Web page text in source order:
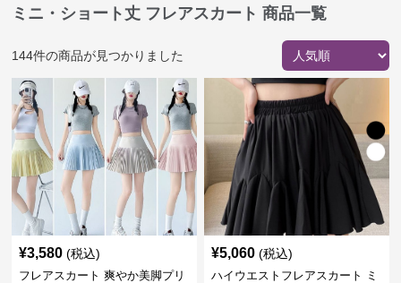
ミニ・ショート丈 フレアスカート 商品一覧
144件の商品が見つかりました
¥3,580 (税込)
フレアスカート 爽やか美脚プリ
¥5,060 (税込)
ハイウエストフレアスカート ミ